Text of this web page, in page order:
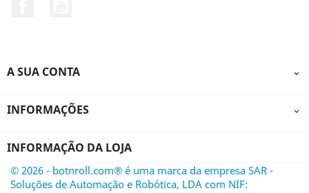
A SUA CONTA 
INFORMAÇÕES 
INFORMAÇÃO DA LOJA
© 2026 - botnroll.com® é uma marca da empresa SAR -
Soluções de Automação e Robótica, LDA com NIF: